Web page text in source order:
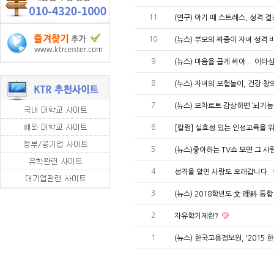
11 (연구) 아기 때 스트레스, 성격
10 (뉴스) 부모의 짜증이 자녀 성격
9 (뉴스) 마음을 곱게 써야... 이타
8 (누스) 자녀의 모험놀이, 건강·
7 (뉴스) 모차르트 감상하면 ‘뇌기
6 [칼럼] 실효성 있는 인성교육을
5 (뉴스)좋아하는 TV쇼 보면 그 사
4 성격을 알면 사랑도 오래갑니다.
3 (뉴스) 2018학년도 文·理科 통
2 자유학기제란?
1 (뉴스) 한국고용정보원, '2015